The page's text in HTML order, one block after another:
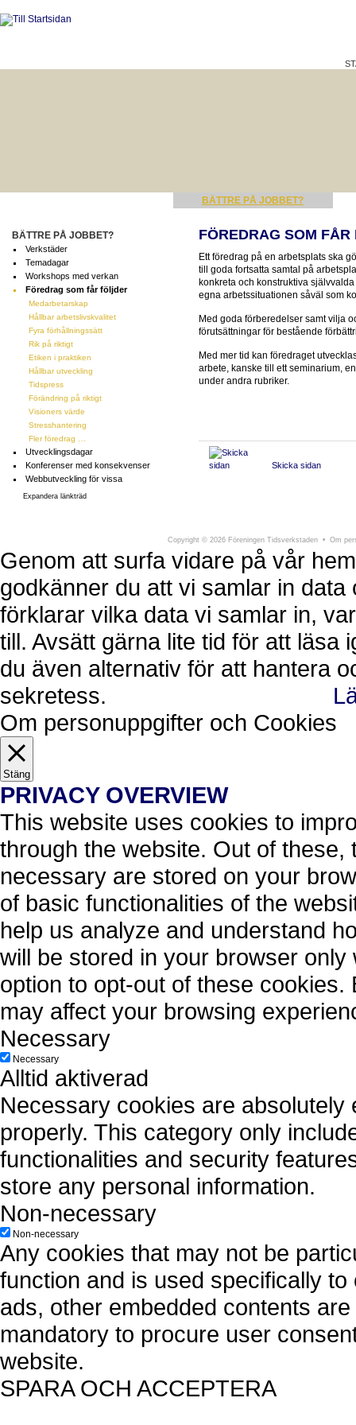
BÄTTRE PÅ JOBBET?
BÄTTRE PÅ JOBBET?
Verkstäder
Temadagar
Workshops med verkan
Föredrag som får följder
Medarbetarskap
Hållbar arbetslivskvalitet
Fyra förhållningssätt
Rik på riktigt
Etiken i praktiken
Hållbar utveckling
Tidspress
Förändring på riktigt
Visioners värde
Stresshantering
Fler föredrag …
Utvecklingsdagar
Konferenser med konsekvenser
Webbutveckling för vissa
Expandera länkträd
FÖREDRAG SOM FÅR
Ett föredrag på en arbetsplats ska
till goda fortsatta samtal på
konkreta och konstruktiva
egna arbetssituationen såväl som
Med goda förberedelser samt vilja
förutsättningar för bestående
Med mer tid kan föredraget
arbete, kanske till ett seminarium,
under andra rubriker.
Skicka sidan
Copyright © 2026 Föreningen Tidsverkstaden • Om
Genom att surfa vidare på vår
godkänner du att vi samlar in
förklarar vilka data vi samlar in,
till. Avsätt gärna lite tid för att läsa
du även alternativ för att hantera
sekretess.
Om personuppgifter och Cookies
Stäng
PRIVACY OVERVIEW
This website uses cookies to
through the website. Out of
necessary are stored on your
of basic functionalities of the
help us analyze and understand
will be stored in your browser
option to opt-out of these
may affect your browsing
Necessary
Necessary
Alltid aktiverad
Necessary cookies are
properly. This category only
functionalities and security
store any personal information.
Non-necessary
Non-necessary
Any cookies that may not be
function and is used specifically
ads, other embedded contents
mandatory to procure user
website.
SPARA OCH ACCEPTERA